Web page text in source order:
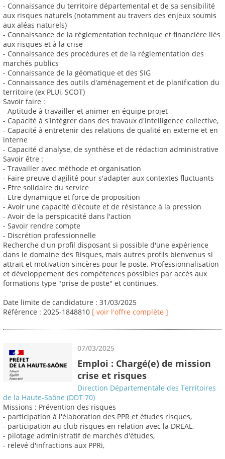
- Connaissance du territoire départemental et de sa sensibilité
aux risques naturels (notamment au travers des enjeux soumis
aux aléas naturels)
- Connaissance de la réglementation technique et financière liés
aux risques et à la crise
- Connaissance des procédures et de la réglementation des
marchés publics
- Connaissance de la géomatique et des SIG
- Connaissance des outils d'aménagement et de planification du
territoire (ex PLUi, SCOT)
Savoir faire :
- Aptitude à travailler et animer en équipe projet
- Capacité à s'intégrer dans des travaux d'intelligence collective,
- Capacité à entretenir des relations de qualité en externe et en
interne
- Capacité d'analyse, de synthèse et de rédaction administrative
Savoir être :
- Travailler avec méthode et organisation
- Faire preuve d'agilité pour s'adapter aux contextes fluctuants
- Etre solidaire du service
- Etre dynamique et force de proposition
- Avoir une capacité d'écoute et de résistance à la pression
- Avoir de la perspicacité dans l'action
- Savoir rendre compte
- Discrétion professionnelle
Recherche d'un profil disposant si possible d'une expérience
dans le domaine des Risques, mais autres profils bienvenus si
attrait et motivation sincères pour le poste. Professionnalisation
et développement des compétences possibles par accès aux
formations type "prise de poste" et continues.
Date limite de candidature : 31/03/2025
Référence : 2025-1848810 [ voir l'offre complète ]
07/03/2025
Emploi : Chargé(e) de mission
crise et risques
Direction Départementale des Territoires
de la Haute-Saône (DDT 70)
Missions : Prévention des risques
- participation à l'élaboration des PPR et études risques,
- participation au club risques en relation avec la DREAL,
- pilotage administratif de marchés d'études,
- relevé d'infractions aux PPRi,